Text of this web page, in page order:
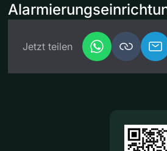
Jetzt teilen